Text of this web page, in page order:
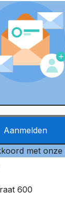
Aanmelden
met onze
600